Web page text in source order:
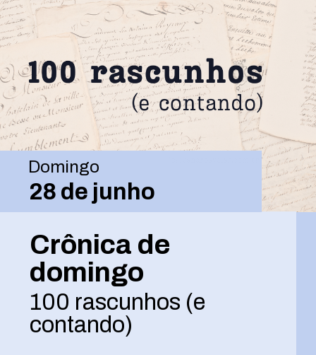
Crônica de
domingo
100 rascunhos (e
contando)
Domingo
28 de junho